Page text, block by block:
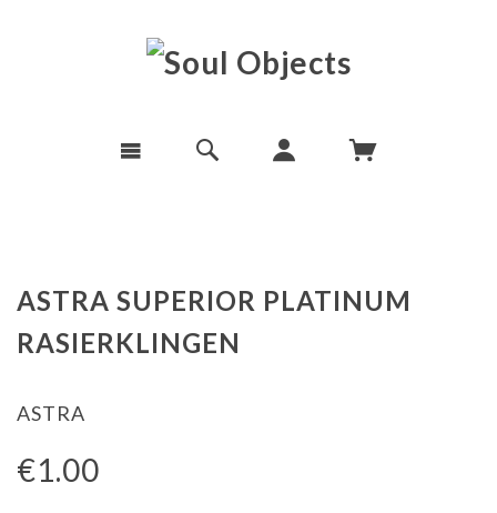
ASTRA SUPERIOR PLATINUM
RASIERKLINGEN
ASTRA
€1.00